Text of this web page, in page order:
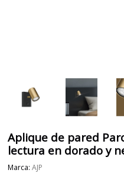
Aplique de pared
lectura en dorado y
Marca: AJP